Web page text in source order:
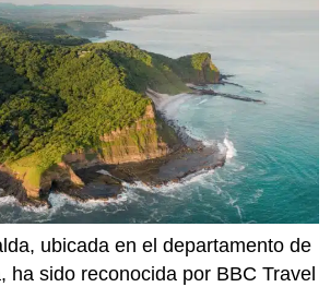
ubicada en el departamento de
ha sido reconocida por BBC Travel